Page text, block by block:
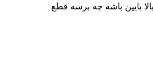
پایین باشه چه برسه قطع